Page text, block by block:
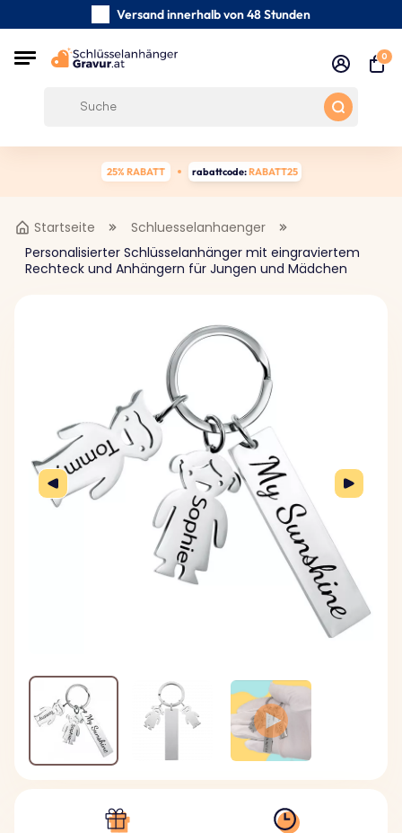
Versand innerhalb von 48 Stunden
0
25% RABATT rabattcode:RABATT25
Startseite
Schluesselanhaenger
Personalisierter Schlüsselanhänger mit eingraviertem
Rechteck und Anhängern für Jungen und Mädchen